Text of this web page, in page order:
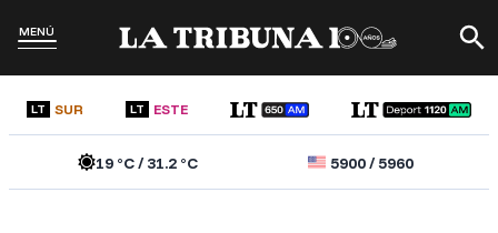
MENÚ
LT SUR LT ESTE
19 °C /31.2 °C 5900/5960